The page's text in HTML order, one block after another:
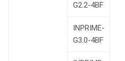
G2.2-4BF
INPRIME-
G3.0-4BF